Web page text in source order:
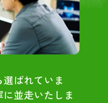
【訪問査定】
・地域相場を把
際の売却価格に
・大手は高額査
で、最終売却額
ばれていま
並走いたしま